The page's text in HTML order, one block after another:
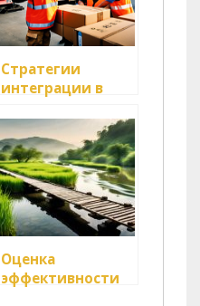
Стратегии
интеграции в
логистики
Оценка
эффективности